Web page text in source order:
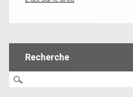
Recherche